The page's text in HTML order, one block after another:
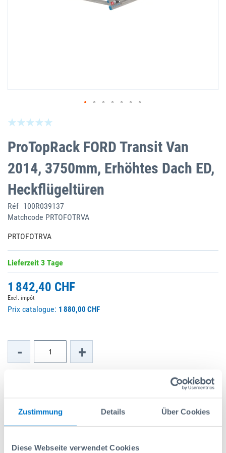
Zustimmung Details Über Cookies
Diese Webseite verwendet Cookies
ProTopRack FORD Transit Van
2014, 3750mm, Erhöhtes Dach ED,
Heckflügeltüren
Réf 100R039137
Matchcode PRTOFOTRVA
PRTOFOTRVA
Lieferzeit 3 Tage
1 842,40 CHF
Excl. impôt
Prix catalogue: 1 880,00 CHF
- +
Ajouter à la liste de souhaits
Social Media
to
beginning
the
images
gallery